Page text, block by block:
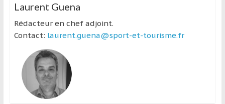
Laurent Guena
Rédacteur en chef adjoint.
Contact: laurent.guena@sport-et-tourisme.fr